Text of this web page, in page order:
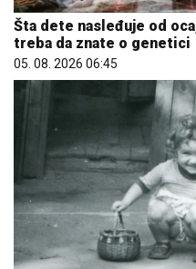
Šta dete nasleđuje od
treba da znate o genetici
05. 08. 2026 06:45